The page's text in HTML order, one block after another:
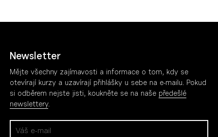
Newsletter
Mějte všechny zajímavosti a informace o tom, kdy se
otevírají kurzy a uzavírají přihlášky u sebe na e-mailu. Pokud
si odběrem nejste jisti, koukněte se na naše předešlé
newslettery.